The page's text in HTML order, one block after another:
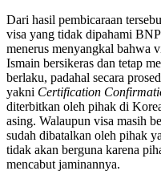
Dari hasil pembicaraan
visa yang tidak dipahami
menerus menyangkal bahwa
Ismain bersikeras dan tetap
berlaku, padahal secara
yakni Certification
diterbitkan oleh pihak di
asing. Walaupun visa masih
sudah dibatalkan oleh pihak
tidak akan berguna karena
mencabut jaminannya.